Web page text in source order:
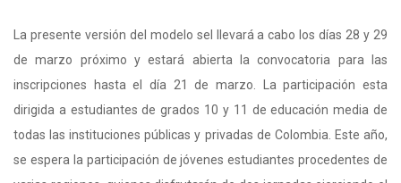
La presente versión del modelo sel llevará a cabo los días 28 y 29
de marzo próximo y estará abierta la convocatoria para las
inscripciones hasta el día 21 de marzo. La participación esta
dirigida a estudiantes de grados 10 y 11 de educación media de
todas las instituciones públicas y privadas de Colombia. Este año,
se espera la participación de jóvenes estudiantes procedentes de